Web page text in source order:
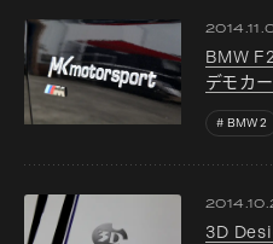
BMW
デモカー
BMW 2
3D